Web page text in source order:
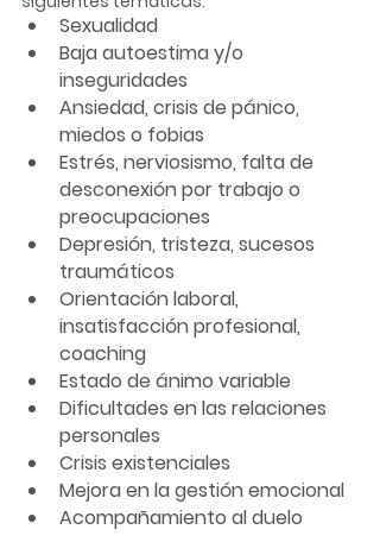
Sexualidad
Baja autoestima y/o
inseguridades
Ansiedad, crisis de pánico,
miedos o fobias
Estrés, nerviosismo, falta de
desconexión por trabajo o
preocupaciones
Depresión, tristeza, sucesos
traumáticos
Orientación laboral,
insatisfacción profesional,
coaching
Estado de ánimo variable
Dificultades en las relaciones
personales
Crisis existenciales
Mejora en la gestión emocional
Acompañamiento al duelo